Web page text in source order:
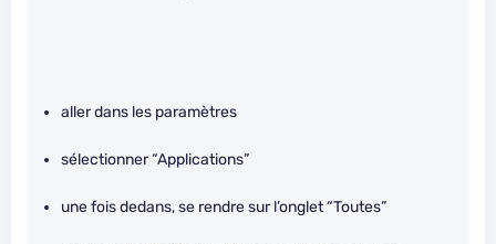
aller dans les paramètres
sélectionner “Applications”
une fois dedans, se rendre sur l’onglet “Toutes”